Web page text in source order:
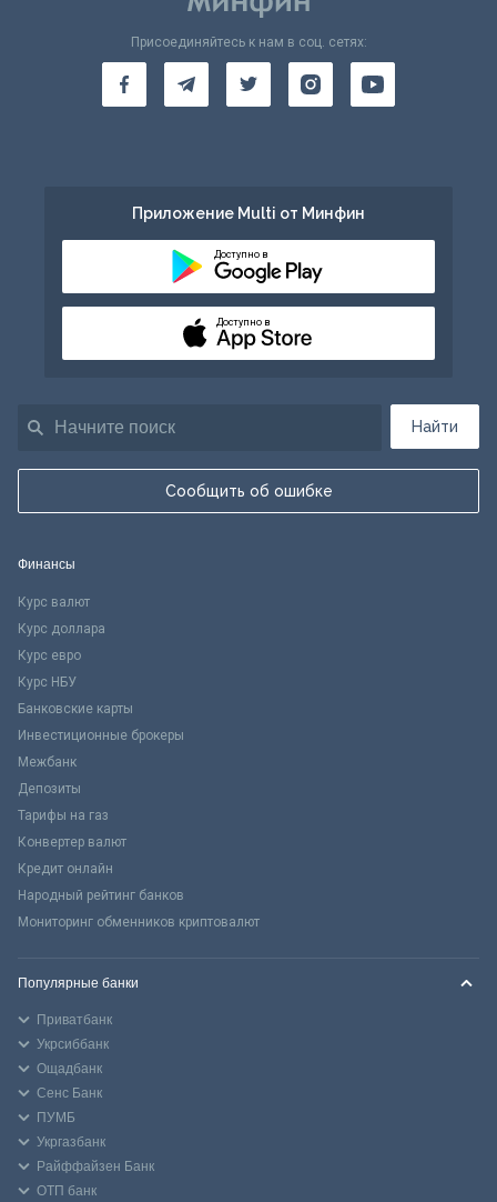
Найти
Сообщить об ошибке
Присоединяйтесь к нам в соц. сетях:
Приложение Multi от Минфин
Доступно в
Доступно в
Финансы
Курс валют
Курс доллара
Курс евро
Курс НБУ
Банковские карты
Инвестиционные брокеры
Межбанк
Депозиты
Тарифы на газ
Конвертер валют
Кредит онлайн
Народный рейтинг банков
Мониторинг обменников криптовалют
Популярные банки
Приватбанк
Укрсиббанк
Ощадбанк
Сенс Банк
ПУМБ
Укргазбанк
Райффайзен Банк
ОТП банк